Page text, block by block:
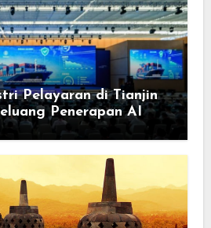
Pelayaran di Tianjin
Penerapan AI